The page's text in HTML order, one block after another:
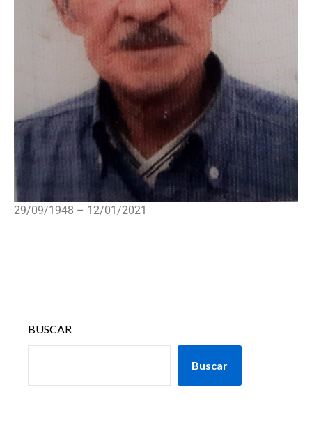
29/09/1948 – 12/01/2021
BUSCAR
Buscar